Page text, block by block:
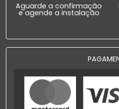
Aguarde a confirmação
e agende a instalação